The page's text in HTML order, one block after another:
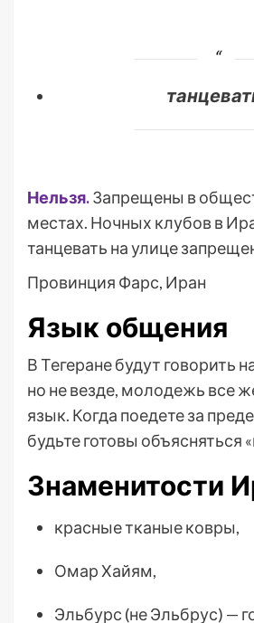
Нельзя.Запрещены в
местах. Ночных клубов в
танцевать на улице
Провинция Фарс, Иран
Язык общения
В Тегеране будут говорить
но не везде, молодежь все
язык. Когда поедете за
будьте готовы объясняться
Знаменитости
красные тканые ковры,
Омар Хайям,
Эльбурс (не Эльбрус) —